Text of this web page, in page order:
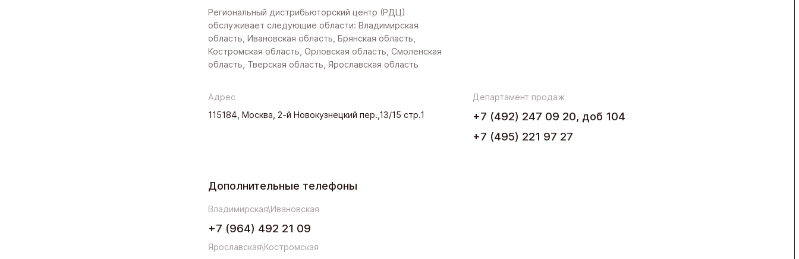
Региональный дистрибьюторский центр (РДЦ)
обслуживает следующие области: Владимирская
область, Ивановская область, Брянская область,
Костромская область, Орловская область, Смоленская
область, Тверская область, Ярославская область
Адрес
115184, Москва, 2-й Новокузнецкий пер.,13/15 стр.1
Департамент продаж
+7 (492) 247 09 20, доб 104
+7 (495) 221 97 27
Дополнительные телефоны
Владимирская\Ивановская
+7 (964) 492 21 09
Ярославская\Костромская